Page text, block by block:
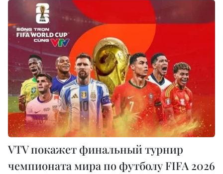
VTV покажет финальный турнир
чемпионата мира по футболу FIFA 2026